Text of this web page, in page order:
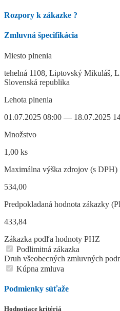
Rozpory k zákazke ?
Zmluvná špecifikácia
Miesto plnenia
tehelná 1108, Liptovský Mikuláš,
Slovenská republika
Lehota plnenia
01.07.2025 08:00 — 18.07.2025
Množstvo
1,00 ks
Maximálna výška zdrojov (s DPH)
534,00
Predpokladaná hodnota zákazky
433,84
Zákazka podľa hodnoty PHZ
Podlimitná zákazka
Druh všeobecných zmluvných
Kúpna zmluva
Podmienky súťaže
Hodnotiace kritériá